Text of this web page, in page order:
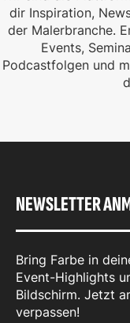
dir Inspiration,
der Malerbranche.
Events,
Podcastfolgen und
NEWSLETTER
Bring Farbe in
Event-Highlights
Bildschirm. Jetzt
verpassen!